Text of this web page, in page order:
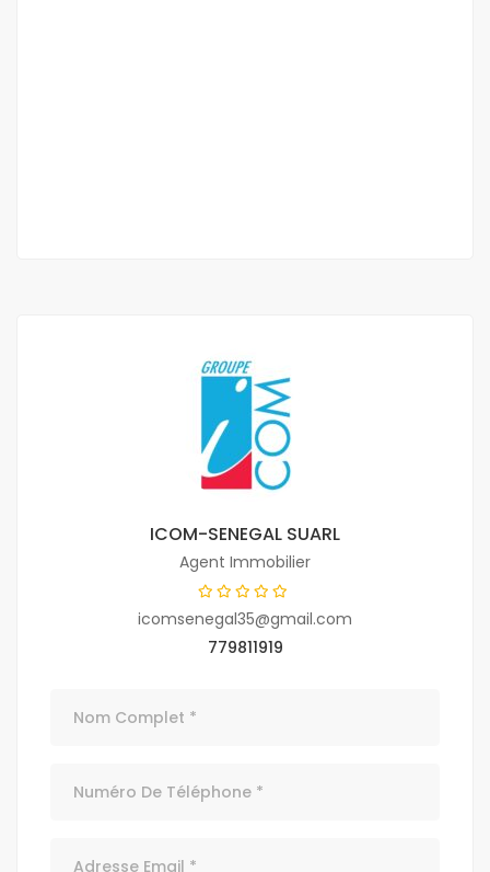
ICOM-SENEGAL SUARL
Agent Immobilier
icomsenegal35@gmail.com
779811919